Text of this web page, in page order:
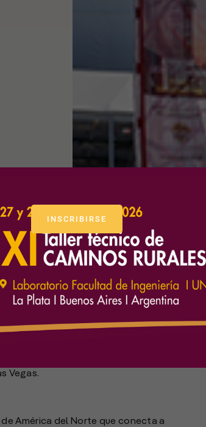
Energía fluida (IFPE) se llevará a cabo del
Vegas.
América del Norte que conecta a
INSCRIBIRSE